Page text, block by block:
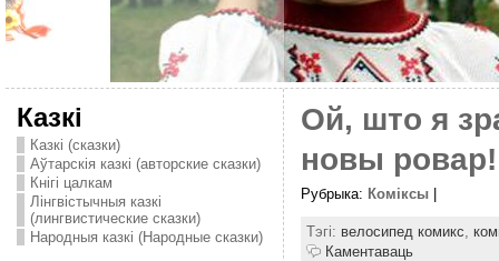
Казкі
Казкі (сказки)
Аўтарскія казкі (авторские сказки)
Кнігі цалкам
Лінгвістычныя казкі
(лингвистические сказки)
Народныя казкі (Народные сказки)
Ой, што я
новы ровар!
Рубрыка: Комiксы|
Тэгі: велосипед комикс
Каментаваць